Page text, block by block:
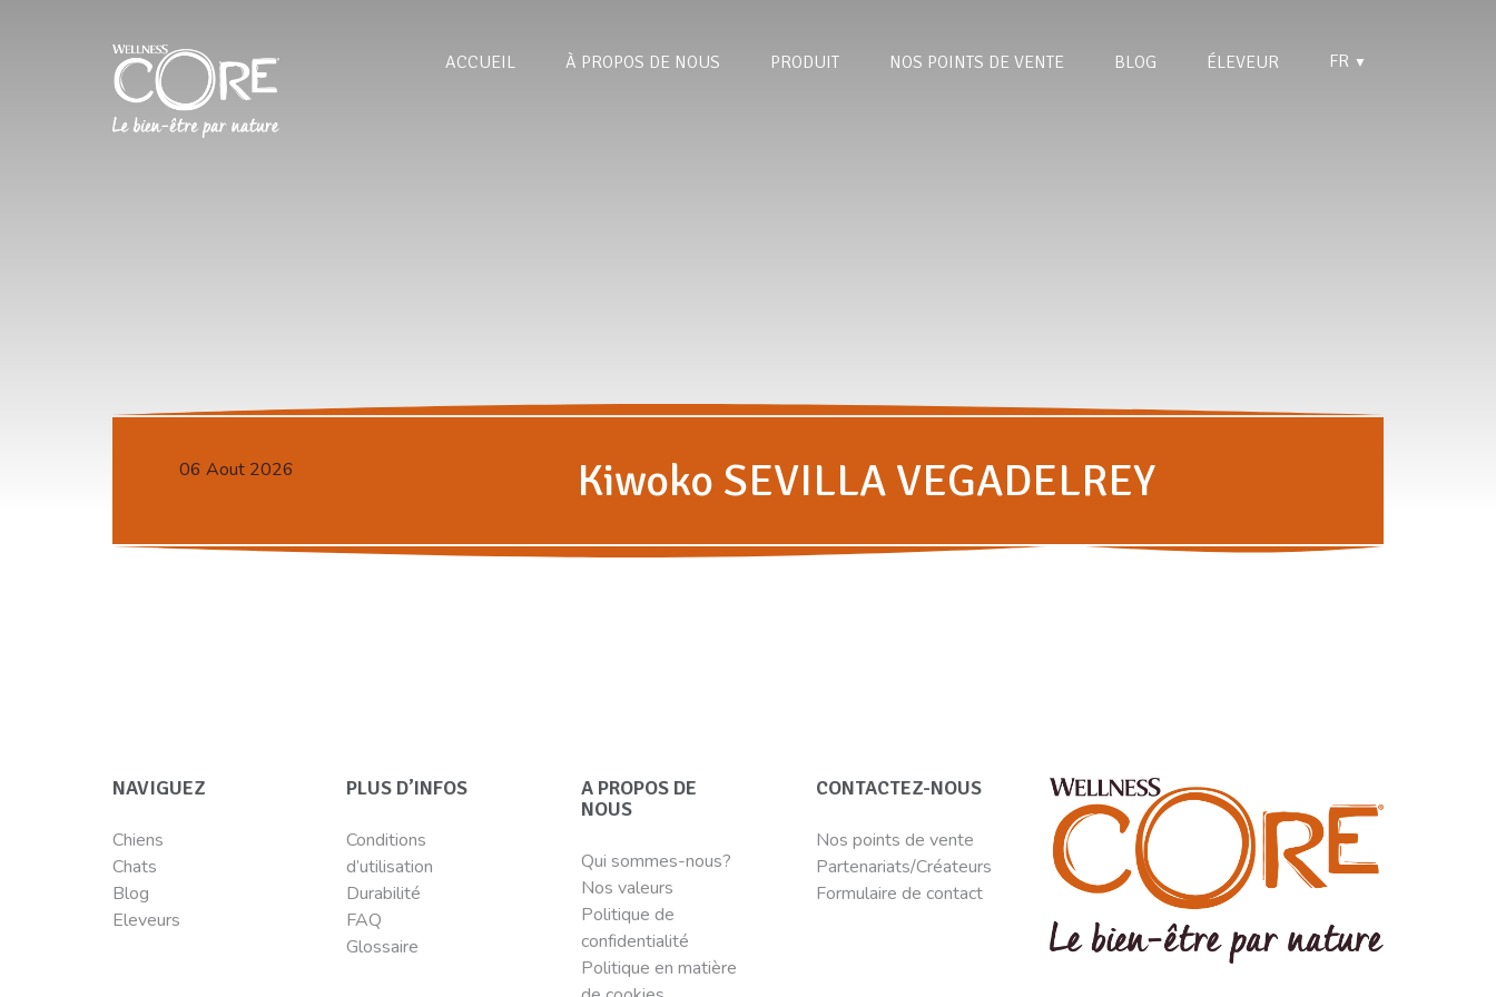
ACCUEIL À PROPOS DE NOUS PRODUIT NOS POINTS DE VENTE BLOG ÉLEVEUR FR ▼
06 Aout 2026 Kiwoko SEVILLA VEGADELREY
NAVIGUEZ
Chiens
Chats
Blog
Eleveurs
PLUS D’INFOS
Conditions
d’utilisation
Durabilité
FAQ
Glossaire
A PROPOS DE
NOUS
Qui sommes-nous?
Nos valeurs
Politique de
confidentialité
Politique en matière
CONTACTEZ-NOUS
Nos points de vente
Partenariats/Créateurs
Formulaire de contact